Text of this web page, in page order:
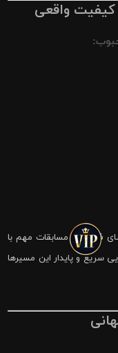
فوتبال و مسابقات مهم با
سریع و پایدار این مسیرها